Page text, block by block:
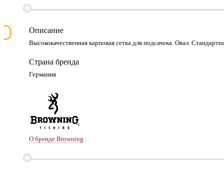
Описание
Высококачественная карповая сетка для подсачека. Овал.
Страна бренда
Германия
О бренде Browning